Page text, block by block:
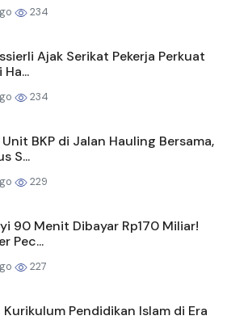
234
Ajak Serikat Pekerja Perkuat
234
BKP di Jalan Hauling Bersama,
S...
229
90 Menit Dibayar Rp170 Miliar!
Pec...
227
Pendidikan Islam di Era